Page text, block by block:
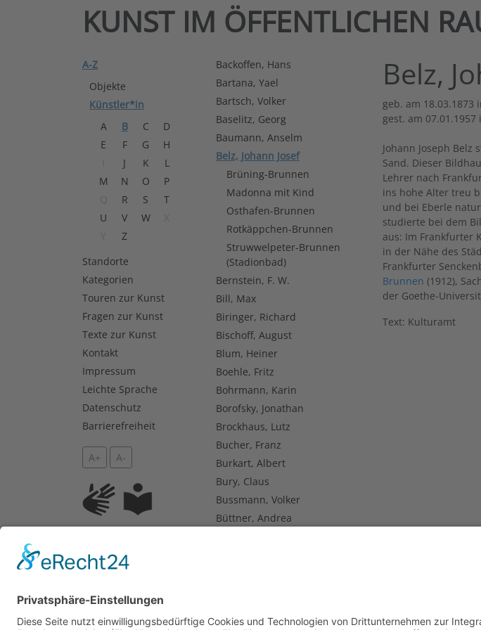
KUNST IM ÖFFENTLICHEN
A-Z
Objekte
Künstler*in
A
B C
D
E
F G
H
J K
L
M
N O
P
R S
T
U
V W
Z
Standorte
Kategorien
Touren zur Kunst
Fragen zur Kunst
Texte zur Kunst
Kontakt
Impressum
Leichte Sprache
Datenschutz
Barrierefreiheit
A+ A-
Backoffen, Hans
Bartana, Yael
Bartsch, Volker
Baselitz, Georg
Baumann, Anselm
Belz, Johann Josef
Brüning-Brunnen
Madonna mit Kind
Osthafen-Brunnen
Rotkäppchen-Brunnen
Struwwelpeter-Brunnen
(Stadionbad)
Bernstein, F. W.
Bill, Max
Biringer, Richard
Bischoff, August
Blum, Heiner
Boehle, Fritz
Bohrmann, Karin
Borofsky, Jonathan
Brockhaus, Lutz
Bucher, Franz
Burkart, Albert
Bury, Claus
Bussmann, Volker
Büttner, Andrea
Belz,
geb. am 18.03.1873
gest. am
Johann Joseph
Sand. Dieser
Lehrer nach
ins hohe Alter treu
und bei Eberle
studierte bei dem
aus: Im Frankfurter
in der Nähe des
Frankfurter
Brunnen (1912),
der Goethe-
Text: Kulturamt